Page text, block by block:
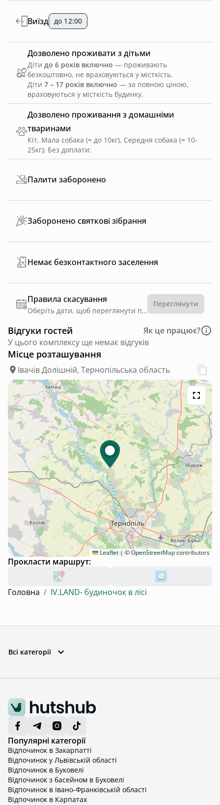
Дозволено проживання з домашніми
тваринами
Кіт, Мала собака (≈ до 10кг), Середня собака (≈ 10-
25кг); Без доплати;
Виїзд до 12:00
Дозволено проживати з дітьми
Діти до 6 років включно — проживають
безкоштовно, не враховуються у місткість.
Діти 7 – 17 років включно — за повною ціною,
враховуються у місткість будинку.
Палити заборонено
Заборонено святкові зібрання
Немає безконтактного заселення
Правила скасування
Оберіть дати, щоб переглянути правила
Переглянути
Відгуки гостей
Як це працює?
У цього комплексу ще немає відгуків
Місце розташування
Івачів Долішній, Тернопільська область
Leaflet|©OpenStreetMapcontributors
Прокласти маршрут:
Головна / IV.LAND- будиночок в лісі
Всі категорії
Популярні категорії
Відпочинок в Закарпатті
Відпочинок у Львівській області
Відпочинок в Буковелі
Відпочинок з басейном в Буковелі
Відпочинок в Івано-Франківській області
Відпочинок в Карпатах